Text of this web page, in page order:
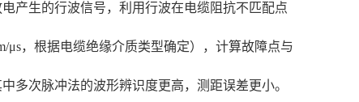
产生的行波信号，利用行波在电缆阻抗不匹配点
μs，根据电缆绝缘介质类型确定），计算故障点与
多次脉冲法的波形辨识度更高，测距误差更小。